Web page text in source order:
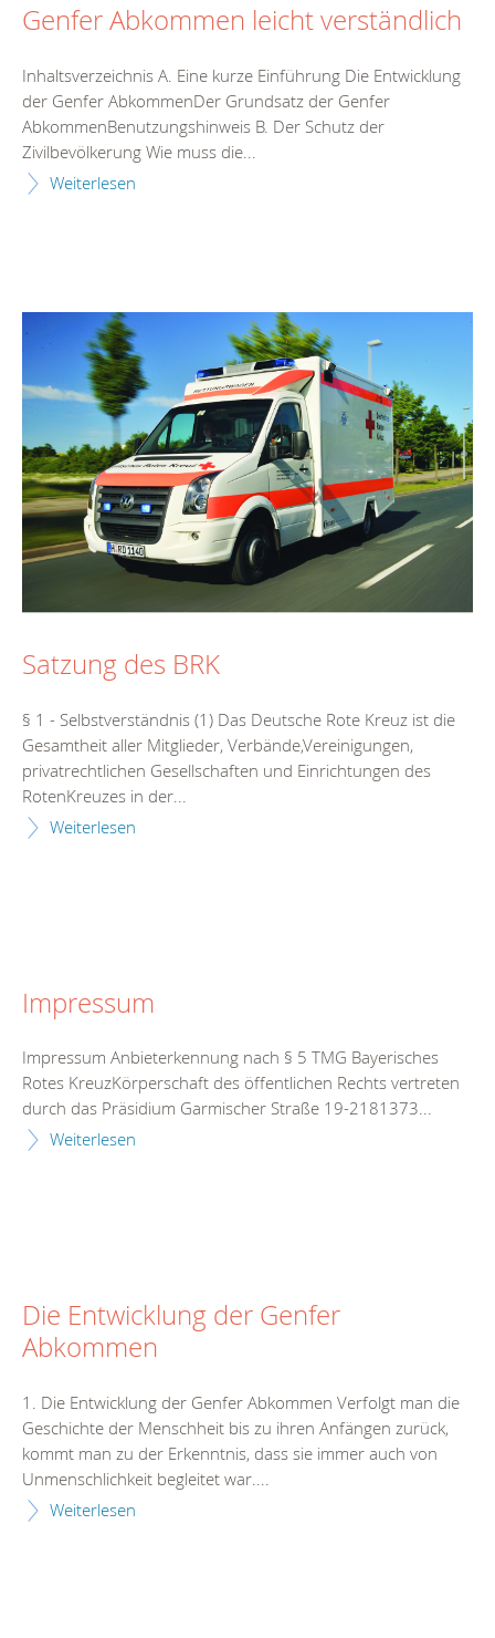
Genfer Abkommen leicht verständlich
Inhaltsverzeichnis A. Eine kurze Einführung Die Entwicklung
der Genfer AbkommenDer Grundsatz der Genfer
AbkommenBenutzungshinweis B. Der Schutz der
Zivilbevölkerung Wie muss die...
Weiterlesen
Satzung des BRK
§ 1 - Selbstverständnis (1) Das Deutsche Rote Kreuz ist die
Gesamtheit aller Mitglieder, Verbände,Vereinigungen,
privatrechtlichen Gesellschaften und Einrichtungen des
RotenKreuzes in der...
Weiterlesen
Impressum
Impressum Anbieterkennung nach § 5 TMG Bayerisches
Rotes KreuzKörperschaft des öffentlichen Rechts vertreten
durch das Präsidium Garmischer Straße 19-2181373...
Weiterlesen
Die Entwicklung der Genfer
Abkommen
1. Die Entwicklung der Genfer Abkommen Verfolgt man die
Geschichte der Menschheit bis zu ihren Anfängen zurück,
kommt man zu der Erkenntnis, dass sie immer auch von
Unmenschlichkeit begleitet war....
Weiterlesen